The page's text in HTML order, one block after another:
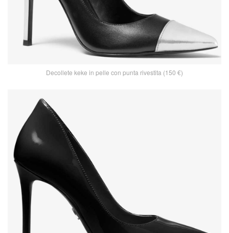
Decollete keke in pelle con punta rivestita (150 €)